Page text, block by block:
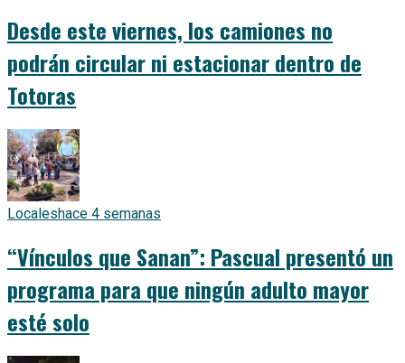
Desde este viernes, los camiones no
podrán circular ni estacionar dentro de
Totoras
Localeshace 4 semanas
“Vínculos que Sanan”: Pascual presentó un
programa para que ningún adulto mayor
esté solo